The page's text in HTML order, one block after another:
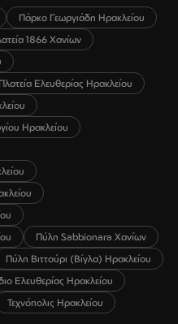
Πάρκο Γεωργιάδη Ηρακλείου
1866 Χανίων
Πλατεία Ελευθερίας Ηρακλείου
Ηρακλείου
Πύλη Sabbionara Χανίων
Πύλη Βιττούρι (Βίγλα) Ηρακλείου
Ελευθερίας Ηρακλείου
Τεχνόπολις Ηρακλείου